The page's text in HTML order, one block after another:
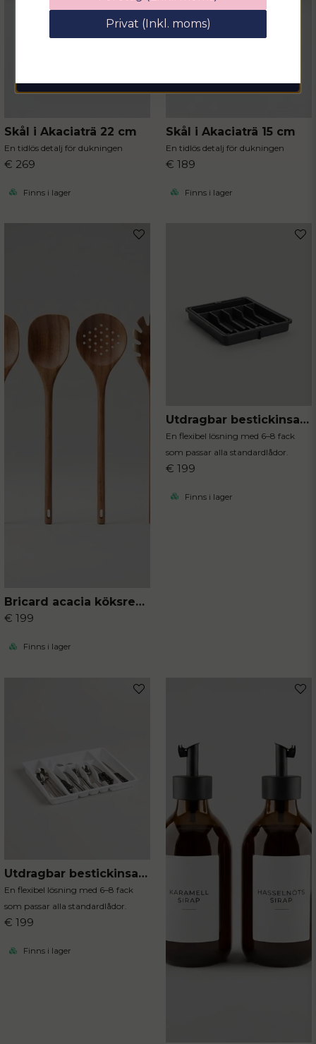
Skål i Akaciaträ 22 cm
En tidlös detalj för dukningen
€ 269
Finns i lager
Skål i Akaciaträ 15 cm
En tidlös detalj för dukningen
€ 189
Finns i lager
Bricard acacia köksredskap 4-delar
€ 199
Finns i lager
Utdragbar bestickinsats svart
En flexibel lösning med 6–8 fack
som passar alla standardlådor.
€ 199
Finns i lager
Utdragbar bestickinsats i vit plast
En flexibel lösning med 6–8 fack
som passar alla standardlådor.
€ 199
Finns i lager
rabattkod på hela ditt köp
email
Privat (Inkl. moms)